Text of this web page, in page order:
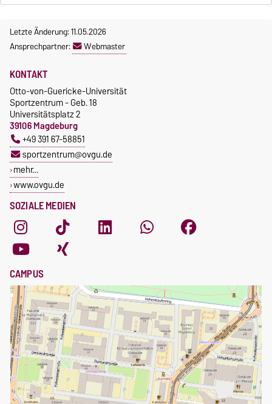
Letzte Änderung: 11.05.2026
Ansprechpartner:
Webmaster
SOZIALE MEDIEN
KONTAKT
Otto-von-Guericke-Universität
Sportzentrum - Geb. 18
Universitätsplatz 2
39106 Magdeburg
+49 391 67-58851
sportzentrum@ovgu.de
mehr…
www.ovgu.de
CAMPUS